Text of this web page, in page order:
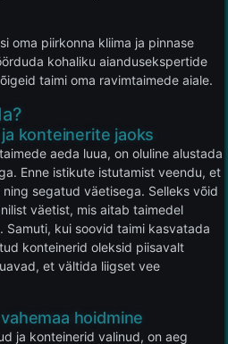
oma piirkonna kliima ja pinnase
kohaliku aiandusekspertide
taimi oma ravimtaimede aiale.
konteinerite jaoks
aeda luua, on oluline alustada
Enne istikute istutamist veendu, et
segatud väetisega. Selleks võid
väetist, mis aitab taimedel
Samuti, kui soovid taimi kasvatada
konteinerid oleksid piisavalt
et vältida liigset vee
hoidmine
ja konteinerid valinud, on aeg